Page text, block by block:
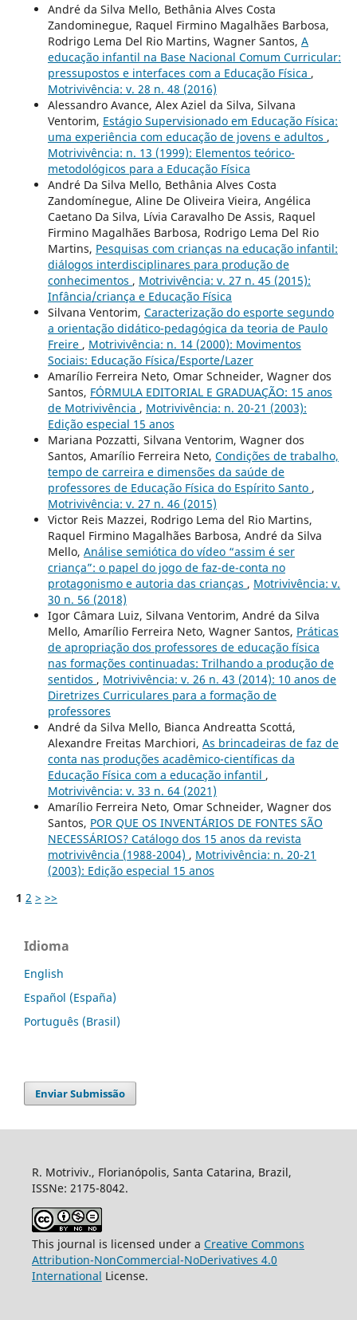
André da Silva Mello, Bethânia Alves Costa
Zandominegue, Raquel Firmino Magalhães Barbosa,
Rodrigo Lema Del Rio Martins, Wagner Santos, A
educação infantil na Base Nacional Comum Curricular:
pressupostos e interfaces com a Educação Física ,
Motrivivência: v. 28 n. 48 (2016)
Alessandro Avance, Alex Aziel da Silva, Silvana
Ventorim, Estágio Supervisionado em Educação Física:
uma experiência com educação de jovens e adultos ,
Motrivivência: n. 13 (1999): Elementos teórico-
metodológicos para a Educação Física
André Da Silva Mello, Bethânia Alves Costa
Zandomínegue, Aline De Oliveira Vieira, Angélica
Caetano Da Silva, Lívia Caravalho De Assis, Raquel
Firmino Magalhães Barbosa, Rodrigo Lema Del Rio
Martins, Pesquisas com crianças na educação infantil:
diálogos interdisciplinares para produção de
conhecimentos , Motrivivência: v. 27 n. 45 (2015):
Infância/criança e Educação Física
Silvana Ventorim, Caracterização do esporte segundo
a orientação didático-pedagógica da teoria de Paulo
Freire , Motrivivência: n. 14 (2000): Movimentos
Sociais: Educação Física/Esporte/Lazer
Amarílio Ferreira Neto, Omar Schneider, Wagner dos
Santos, FÓRMULA EDITORIAL E GRADUAÇÃO: 15 anos
de Motrivivência , Motrivivência: n. 20-21 (2003):
Edição especial 15 anos
Mariana Pozzatti, Silvana Ventorim, Wagner dos
Santos, Amarílio Ferreira Neto, Condições de trabalho,
tempo de carreira e dimensões da saúde de
professores de Educação Física do Espírito Santo ,
Motrivivência: v. 27 n. 46 (2015)
Victor Reis Mazzei, Rodrigo Lema del Rio Martins,
Raquel Firmino Magalhães Barbosa, André da Silva
Mello, Análise semiótica do vídeo “assim é ser
criança”: o papel do jogo de faz-de-conta no
protagonismo e autoria das crianças , Motrivivência: v.
30 n. 56 (2018)
Igor Câmara Luiz, Silvana Ventorim, André da Silva
Mello, Amarílio Ferreira Neto, Wagner Santos, Práticas
de apropriação dos professores de educação física
nas formações continuadas: Trilhando a produção de
sentidos , Motrivivência: v. 26 n. 43 (2014): 10 anos de
Diretrizes Curriculares para a formação de
professores
André da Silva Mello, Bianca Andreatta Scottá,
Alexandre Freitas Marchiori, As brincadeiras de faz de
conta nas produções acadêmico-científicas da
Educação Física com a educação infantil ,
Motrivivência: v. 33 n. 64 (2021)
Amarílio Ferreira Neto, Omar Schneider, Wagner dos
Santos, POR QUE OS INVENTÁRIOS DE FONTES SÃO
NECESSÁRIOS? Catálogo dos 15 anos da revista
motrivivência (1988-2004) , Motrivivência: n. 20-21
(2003): Edição especial 15 anos
1 2 > >>
Idioma
English
Español (España)
Português (Brasil)
Enviar Submissão
R. Motriviv., Florianópolis, Santa Catarina, Brazil,
ISSNe: 2175-8042.
This journal is licensed under a Creative Commons
Attribution-NonCommercial-NoDerivatives 4.0
International License.